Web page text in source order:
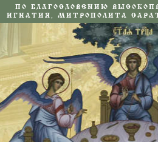
ПО БЛАГОСЛОВЕНИЮ
ИГНАТИЯ, МИТРОПОЛИТА